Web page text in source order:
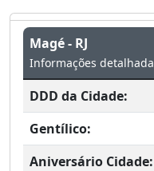
Magé - RJ
Informações
DDD da Cidade:
Gentílico:
Aniversário Cidade: